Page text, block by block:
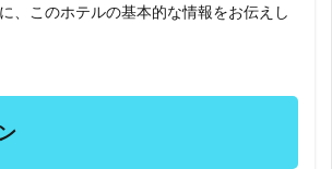
、このホテルの基本的な情報をお伝えし